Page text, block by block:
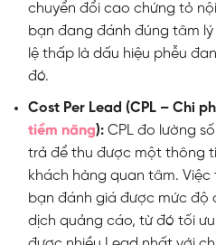
chuyển đổi cao chứng tỏ
bạn đang đánh đúng tâm
lệ thấp là dấu hiệu phễu
đó.
Cost Per Lead (CPL – Chi
tiềm năng):CPL đo lường
trả để thu được một thông
khách hàng quan tâm.
bạn đánh giá được mức độ
dịch quảng cáo, từ đó tối